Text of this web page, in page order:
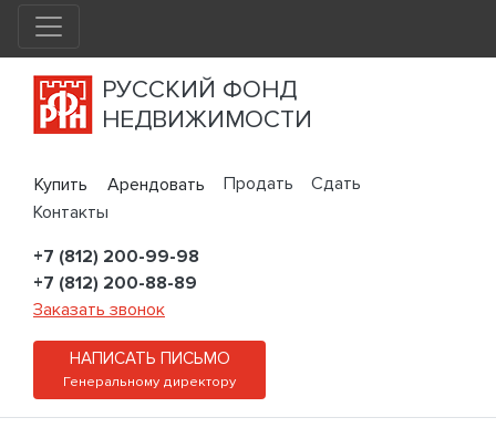
РУССКИЙ ФОНД
НЕДВИЖИМОСТИ
Купить Арендовать Продать
Сдать
Контакты
+7 (812) 200-99-98
+7 (812) 200-88-89
Заказать звонок
НАПИСАТЬ ПИСЬМО
Генеральному директору